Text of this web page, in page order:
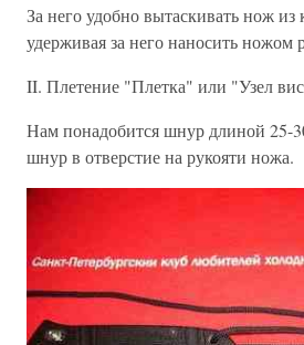
За него удобно вытаскивать нож из
удерживая за него наносить ножом
II. Плетение "Плетка" или "Узел
Нам понадобится шнур длиной 25-
шнур в отверстие на рукояти ножа.